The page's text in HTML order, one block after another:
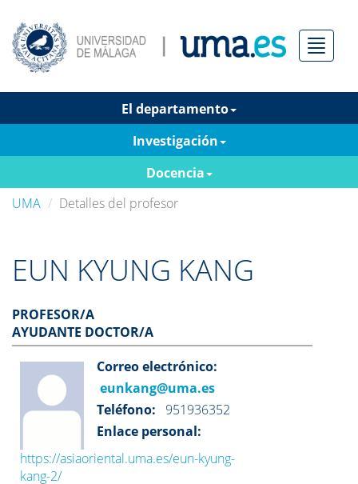
Menú
El departamento
Investigación
Docencia
UMA
Detalles del profesor
EUN KYUNG KANG
PROFESOR/A
AYUDANTE DOCTOR/A
Correo electrónico:
eunkang@uma.es
Teléfono: 951936352
Enlace personal:
https://asiaoriental.uma.es/eun-kyung-
kang-2/